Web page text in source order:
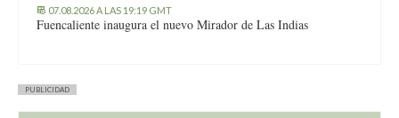
07.08.2026 A LAS 19:19 GMT
Fuencaliente inaugura el nuevo Mirador de Las Indias
PUBLICIDAD